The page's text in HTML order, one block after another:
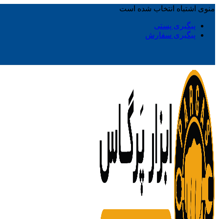
منوی اشتباه انتخاب شده است
پیگیری پستی
پیگیری سفارش